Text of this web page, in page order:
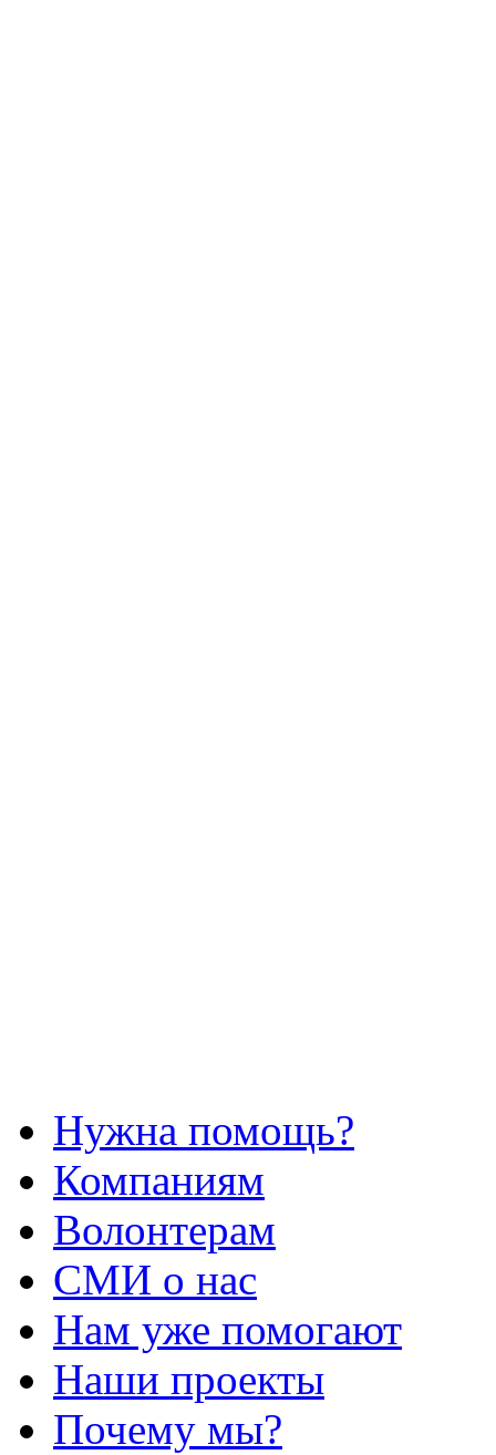
Нужна помощь?
Компаниям
Волонтерам
СМИ о нас
Нам уже помогают
Наши проекты
Почему мы?